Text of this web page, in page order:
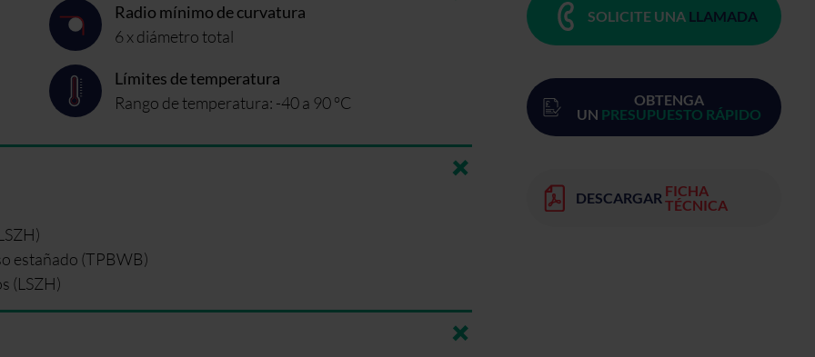
SOLICITE UNA LLAMADA
OBTENGA
UN PRESUPUESTO RÁPIDO
DESCARGAR FICHA
TÉCNICA
Radio mínimo de curvatura
6 x diámetro total
Límites de temperatura
Rango de temperatura: -40 a 90 °C
estañado (TPBWB)
(LSZH)